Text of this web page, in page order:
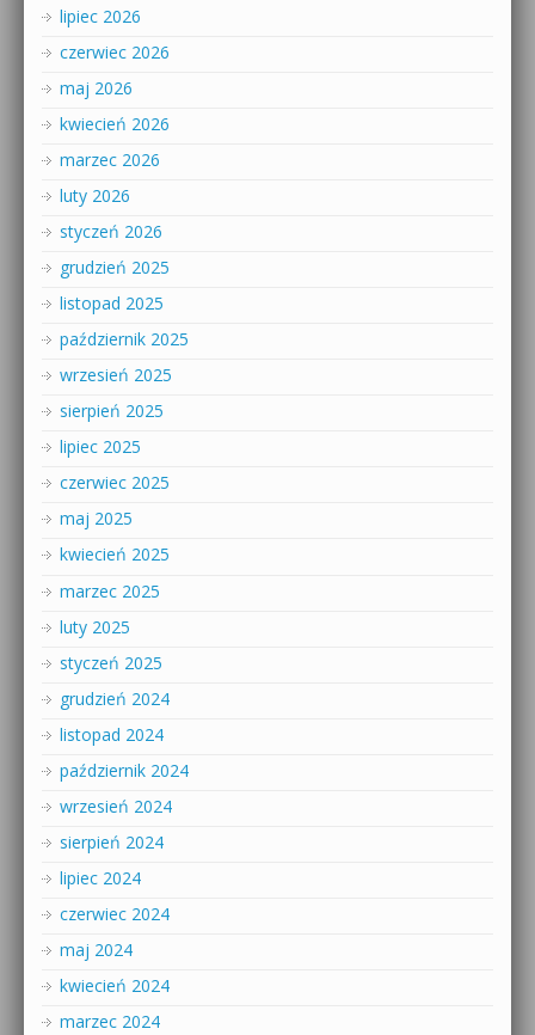
lipiec 2026
czerwiec 2026
maj 2026
kwiecień 2026
marzec 2026
luty 2026
styczeń 2026
grudzień 2025
listopad 2025
październik 2025
wrzesień 2025
sierpień 2025
lipiec 2025
czerwiec 2025
maj 2025
kwiecień 2025
marzec 2025
luty 2025
styczeń 2025
grudzień 2024
listopad 2024
październik 2024
wrzesień 2024
sierpień 2024
lipiec 2024
czerwiec 2024
maj 2024
kwiecień 2024
marzec 2024